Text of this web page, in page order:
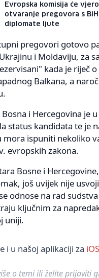
Evropska komisija će
otvaranje pregovora s
diplomate ljute
pregovori gotovo
i Moldaviju, za
kada je riječ
Balkana, a
i Hercegovina je
status kandidata te je
ispuniti nekoliko
evropskih zakona.
Bosne i
još uvijek nije
odnose na rad
ključnim za
uniji.
i u našoj aplikaciji za iOS
o temi ili želite prijaviti